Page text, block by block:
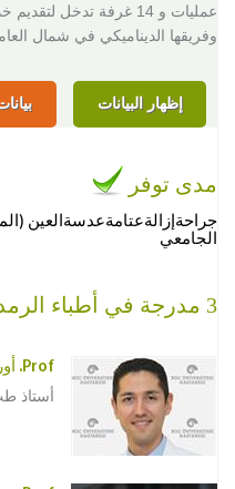
عمليات و 14 غرفة تدخل
وفريقها الديناميكي في شمال
إظهار البيانات
مدى توفر
جراحةإزالةعتامةعدسةالعين
الجامعي
3 مدرجة في أطباء الرمد
Prof. أوركين موفتوغلو
أستاذ